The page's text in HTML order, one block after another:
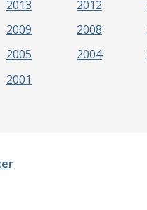
2013 2012
2009 2008
2005 2004
2001